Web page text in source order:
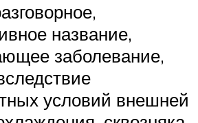
название,
заболевание,
условий внешней